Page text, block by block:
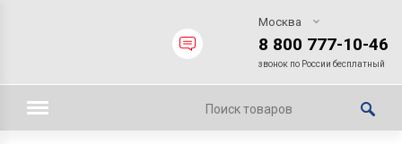
Москва
8 800 777-10-46
звонок по России бесплатный